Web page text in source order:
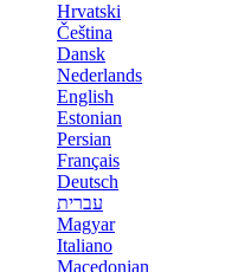
Hrvatski
Čeština
Dansk
Nederlands
English
Estonian
Persian
Français
Deutsch
עברית
Magyar
Italiano
Macedonian